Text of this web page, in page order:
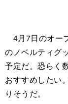
4月7日のオー
のノベルティグ
予定だ。恐らく
おすすめしたい
りそうだ。